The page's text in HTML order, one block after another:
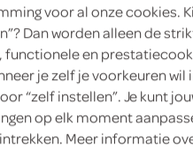
voor al onze cookies.
Dan worden alleen de
functionele en
je zelf je voorkeuren wil
“zelf instellen”. Je kunt
op elk moment
Meer informatie